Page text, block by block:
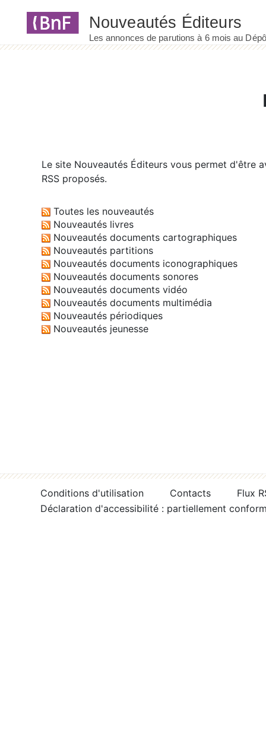
Le site Nouveautés Éditeurs vous permet d'être
RSS proposés.
Toutes les nouveautés
Nouveautés livres
Nouveautés documents cartographiques
Nouveautés partitions
Nouveautés documents iconographiques
Nouveautés documents sonores
Nouveautés documents vidéo
Nouveautés documents multimédia
Nouveautés périodiques
Nouveautés jeunesse
Conditions d'utilisation Contacts
Flux
Déclaration d'accessibilité : partiellement